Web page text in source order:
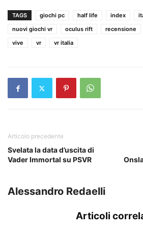
TAGS giochi pc half life index
nuovi giochi vr
oculus rift recensione
vive
vr vr italia
Articolo precedente
Svelata la data d’uscita di
Vader Immortal su PSVR
Alessandro Redaelli
Articoli